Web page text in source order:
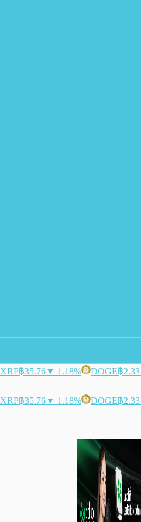
XRP฿35.76▼ 1.18% DOGE฿2.33
XRP฿35.76▼ 1.18% DOGE฿2.33